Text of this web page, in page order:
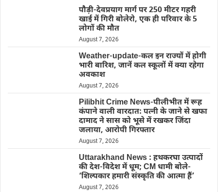
पौड़ी-देवप्रयाग मार्ग पर 250 मीटर गहरी
खाई में गिरी बोलेरो, एक ही परिवार के 5
लोगों की मौत
August 7, 2026
Weather-update-कल इन राज्यों में होगी
भारी बारिश, जानें कल स्कूलों में क्या रहेगा
अवकाश
August 7, 2026
Pilibhit Crime News-पीलीभीत में रूह
कंपाने वाली वारदात: पत्नी के जाने से खफा
दामाद ने सास को भूसे में रखकर जिंदा
जलाया, आरोपी गिरफ्तार
August 7, 2026
Uttarakhand News : हथकरघा उत्पादों
की देश-विदेश में धूम; CM धामी बोले-
‘शिल्पकार हमारी संस्कृति की आत्मा हैं’
August 7, 2026